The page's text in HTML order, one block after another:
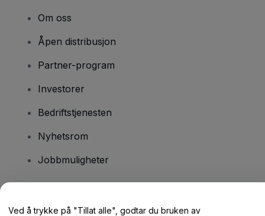
Om oss
Åpen distribusjon
Partner-program
Investorer
Bedriftstjenesten
Nyhetsrom
Jobbmuligheter
Ved å trykke på "Tillat alle", godtar du bruken av